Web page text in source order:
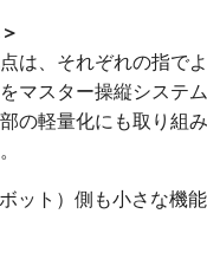
は、それぞれの指で
マスター操縦システ
の軽量化にも取り組
ット）側も小さな機